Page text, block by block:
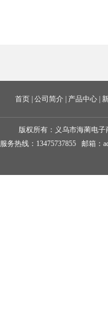
首页 | 公司简介 | 产品中心 |
版权所有： 义乌市海蔺电子
服务热线：13475737855 邮箱：